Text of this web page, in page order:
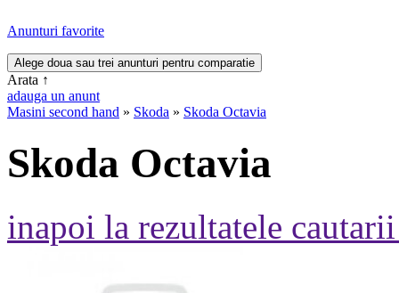
Anunturi favorite
Arata ↑
adauga un anunt
Masini second hand » Skoda » Skoda Octavia
Skoda Octavia
inapoi la rezultatele